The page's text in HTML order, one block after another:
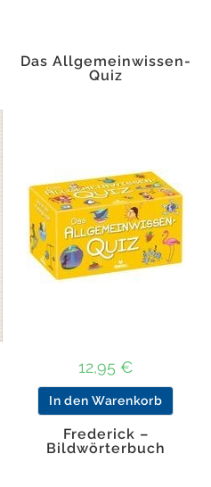
Das Allgemeinwissen-
Quiz
12,95 €
In den Warenkorb
Frederick –
Bildwörterbuch